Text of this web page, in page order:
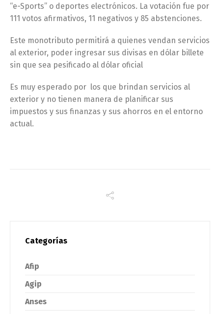
“e-Sports” o deportes electrónicos. La votación fue por
111 votos afirmativos, 11 negativos y 85 abstenciones.
Este monotributo permitirá a quienes vendan servicios
al exterior, poder ingresar sus divisas en dólar billete
sin que sea pesificado al dólar oficial
Es muy esperado por los que brindan servicios al
exterior y no tienen manera de planificar sus
impuestos y sus finanzas y sus ahorros en el entorno
actual.
Categorías
Afip
Agip
Anses